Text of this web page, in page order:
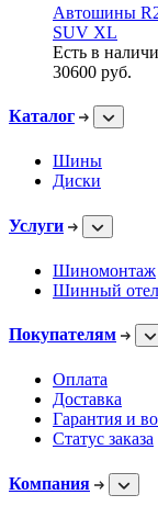
Автошины
SUV XL
Есть в
30600 руб.
Каталог
Шины
Диски
Услуги
Шиномонтаж
Шинный
Покупателям
Оплата
Доставка
Гарантия и
Статус заказа
Компания